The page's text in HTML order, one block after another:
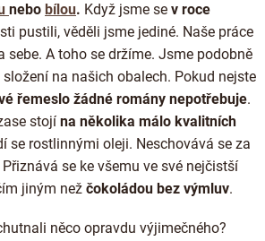
nebo bílou. Když jsme se v roce
pustili, věděli jsme jediné. Naše práce
sebe. A toho se držíme. Jsme podobně
na našich obalech. Pokud nejste
řemeslo žádné romány nepotřebuje.
stojí na několika málo kvalitních
se rostlinnými oleji. Neschovává se za
se ke všemu ve své nejčistší
jiným než čokoládou bez výmluv.
něco opravdu výjimečného?